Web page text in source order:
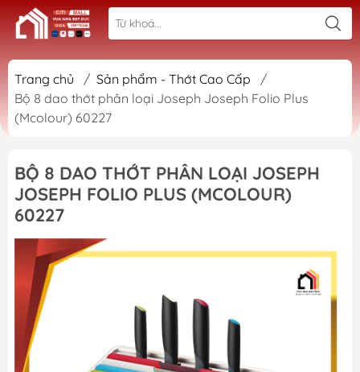
Trang chủ / Sản phẩm - Thớt Cao Cấp
/
Bộ 8 dao thớt phân loại Joseph Joseph Folio Plus
(Mcolour) 60227
BỘ 8 DAO THỚT PHÂN LOẠI JOSEPH
JOSEPH FOLIO PLUS (MCOLOUR)
60227